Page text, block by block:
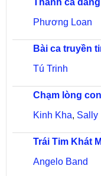
Thánh ca
Phương Loan
Bài ca truyền
Tú Trinh
Chạm lòng
Kinh Kha, Sally
Trái Tim Khát
Angelo Band